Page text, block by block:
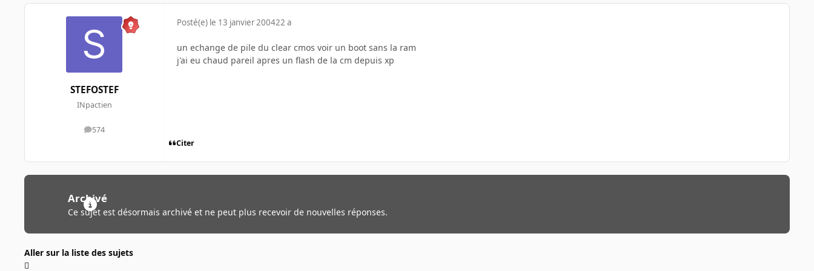
STEFOSTEF
INpactien
574
messages
Posté(e) le 13 janvier 200422 a
un echange de pile du clear cmos voir un boot sans la ram
j'ai eu chaud pareil apres un flash de la cm depuis xp
Citer
Archivé
Ce sujet est désormais archivé et ne peut plus recevoir de nouvelles réponses.
Aller sur la liste des sujets